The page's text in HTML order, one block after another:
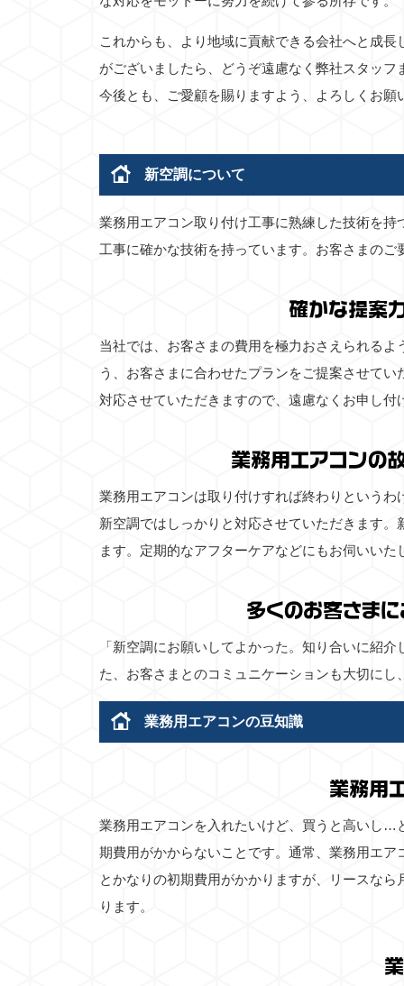
これからも、より地域に貢献できる会社へと成
がございましたら、どうぞ遠慮なく弊社スタッ
今後とも、ご愛顧を賜りますよう、よろしくお願
新空調について
業務用エアコン取り付け工事に熟練した技術を
工事に確かな技術を持っています。お客さまの
確かな提案
当社では、お客さまの費用を極力おさえられる
う、お客さまに合わせたプランをご提案させて
対応させていただきますので、遠慮なくお申し付
業務用エアコンの
業務用エアコンは取り付けすれば終わりという
新空調ではしっかりと対応させていただきます
ます。定期的なアフターケアなどにもお伺いい
多くのお客さま
「新空調にお願いしてよかった。知り合いに紹
た、お客さまとのコミュニケーションも大切に
業務用エアコンの豆知識
業務用
業務用エアコンを入れたいけど、買うと高いし…
期費用がかからないことです。通常、業務用エ
とかなりの初期費用がかかりますが、リースな
ります。